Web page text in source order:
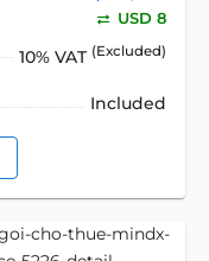
USD 8
10% VAT (Excluded)
Included